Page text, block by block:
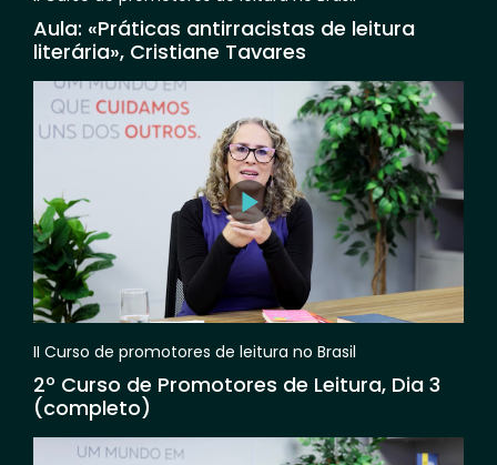
Aula: «Práticas antirracistas de leitura
literária», Cristiane Tavares
II Curso de promotores de leitura no Brasil
2º Curso de Promotores de Leitura, Dia 3
(completo)